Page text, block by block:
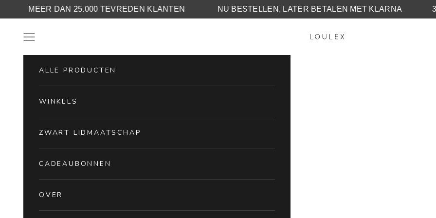
MEER DAN 25.000 TEVREDEN KLANTEN NU BESTELLEN, LATER BETALEN MET KLARNA
LOULEX
Navigation menu
ALLE PRODUCTEN
WINKELS
ZWART LIDMAATSCHAP
CADEAUBONNEN
OVER